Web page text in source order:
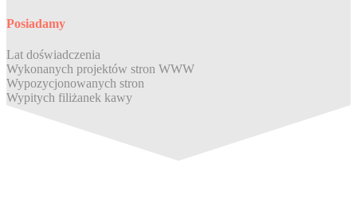
Posiadamy
Lat doświadczenia
Wykonanych projektów stron WWW
Wypozycjonowanych stron
Wypitych filiżanek kawy